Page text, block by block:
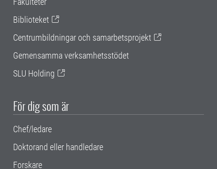
Biblioteket
Centrumbildningar och samarbetsprojekt
Gemensamma verksamhetsstödet
SLU Holding
För dig som är
Chef/ledare
Doktorand eller handledare
Forskare